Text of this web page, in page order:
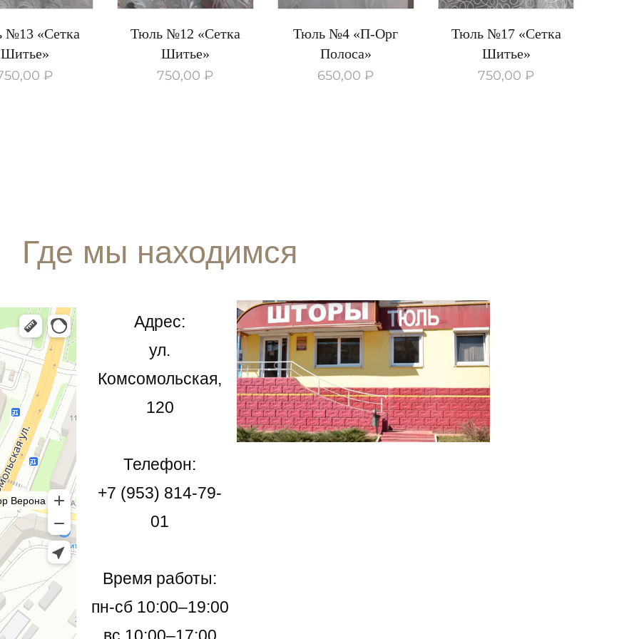
№13 «Сетка
Шитье»
₽
Тюль №12 «Сетка
Шитье»
750,00₽
Тюль №4 «П-Орг
Полоса»
650,00₽
Тюль №17 «Сетка
Шитье»
750,00₽
Где мы находимся
Адрес:
ул.
Комсомольская,
120
Телефон:
+7 (953) 814-79-
01
Время работы:
пн-сб 10:00–19:00